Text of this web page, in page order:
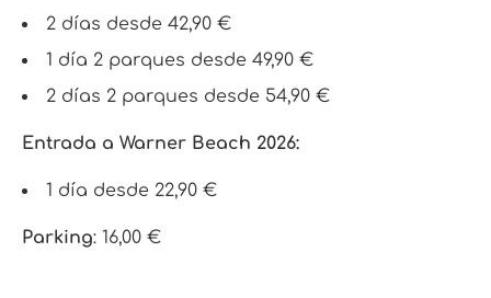
2 días desde 42,90 €
1 día 2 parques desde 49,90 €
2 días 2 parques desde 54,90 €
Entrada a Warner Beach 2026:
1 día desde 22,90 €
Parking: 16,00 €